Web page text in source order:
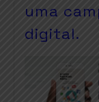
uma
digital.